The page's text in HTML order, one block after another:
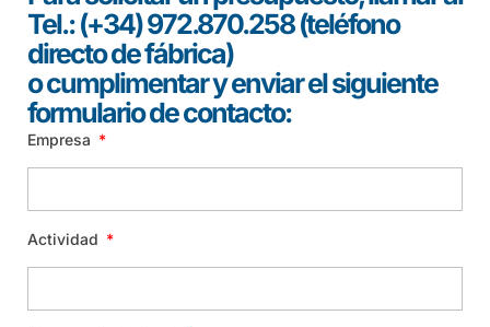
Tel.: (+34) 972.870.258 (teléfono
directo de fábrica)
o cumplimentar y enviar el siguiente
formulario de contacto:
Empresa
Actividad